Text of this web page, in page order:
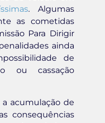
. Algumas
as cometidas
Para Dirigir
ainda
de
ou cassação
acumulação de
consequências